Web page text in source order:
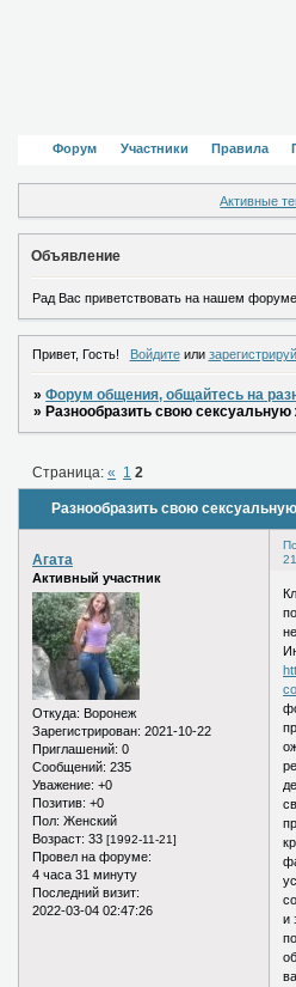
Форум Участники Правила
Активные
Объявление
Рад Вас приветствовать на нашем форуме
Привет, Гость! Войдитеили
»Форум общения, общайтесь на
»Разнообразить свою сексуальную
Разнообразить свою
Страница:« 1 2
Агата
Активный участник
Откуда: Воронеж
Зарегистрирован: 2021-10-22
Приглашений: 0
Сообщений: 235
Уважение: +0
Позитив: +0
Пол: Женский
Возраст: 33 [1992-11-21]
Провел на форуме:
4 часа 31 минуту
Последний визит:
2022-03-04 02:47:26
и